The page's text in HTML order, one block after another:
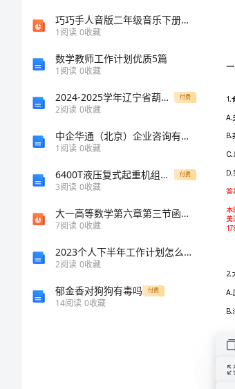
巧巧手人音版二年级音乐下册市名师优质课比赛一等奖市公开课获奖课件
1阅读 0收藏
数学教师工作计划优质5篇
1阅读 0收藏
2024-2025学年辽宁省葫芦岛协作体高一生物下学期期末统考试题含解析 付费
2阅读 0收藏
中企华通（北京）企业咨询有限公司介绍企业发展分析报告
1阅读 0收藏
6400T液压复式起重机组装工作中的注意事项及应对措施 付费
3阅读 0收藏
大一高等数学第六章第三节函数在区间上的平均值
7阅读 0收藏
2023个人下半年工作计划怎么写_2
2阅读 0收藏
郁金香对狗狗有毒吗 付费
14阅读 0收藏